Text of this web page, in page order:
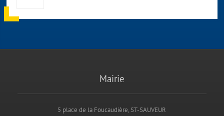
Mairie
5 place de la Foucaudière, ST-SAUVEUR